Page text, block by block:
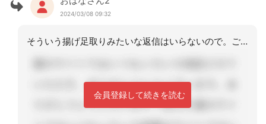
2024/03/08 09:32
そういう揚げ足取りみたいな返信はいらないので。ご自身の投稿で悩んで相談されている
会員登録して続きを読む